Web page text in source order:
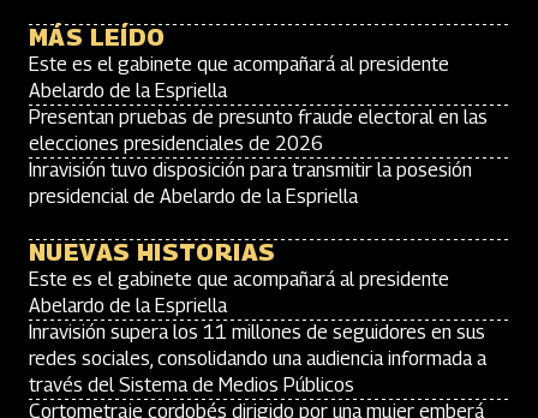
MÁS LEÍDO
Este es el gabinete que acompañará al presidente
Abelardo de la Espriella
Presentan pruebas de presunto fraude electoral en las
elecciones presidenciales de 2026
Inravisión tuvo disposición para transmitir la posesión
presidencial de Abelardo de la Espriella
NUEVAS HISTORIAS
Este es el gabinete que acompañará al presidente
Abelardo de la Espriella
Inravisión supera los 11 millones de seguidores en sus
redes sociales, consolidando una audiencia informada a
través del Sistema de Medios Públicos
Cortometraje cordobés dirigido por una mujer emberá